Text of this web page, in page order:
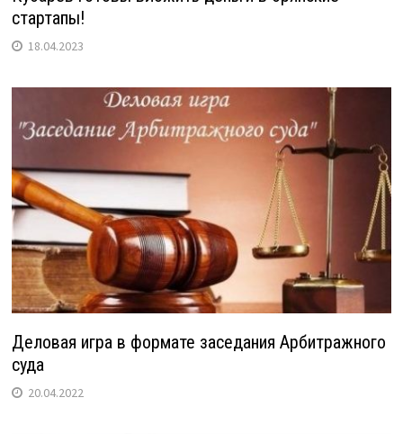
стартапы!
18.04.2023
Деловая игра в формате заседания Арбитражного
суда
20.04.2022